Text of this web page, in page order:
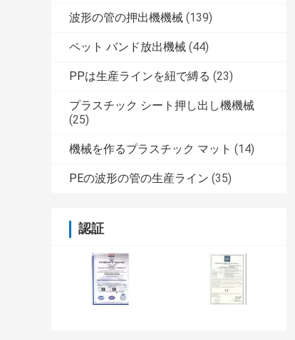
波形の管の押出機機械 (139)
ペット バンド放出機械 (44)
PPは生産ラインを紐で縛る (23)
プラスチック シート押し出し機機械
(25)
機械を作るプラスチック マット (14)
PEの波形の管の生産ライン (35)
認証